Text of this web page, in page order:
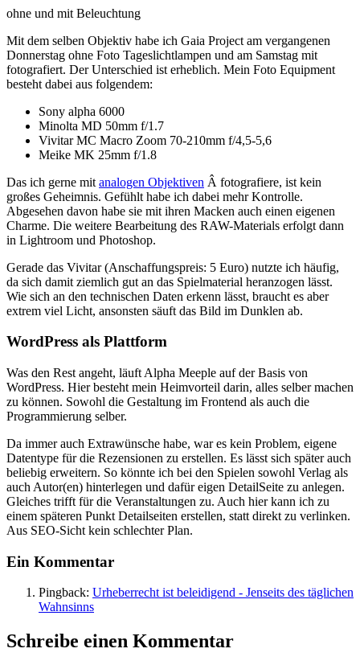
ohne und mit Beleuchtung
Mit dem selben Objektiv habe ich Gaia Project am vergangenen
Donnerstag ohne Foto Tageslichtlampen und am Samstag mit
fotografiert. Der Unterschied ist erheblich. Mein Foto Equipment
besteht dabei aus folgendem:
Sony alpha 6000
Minolta MD 50mm f/1.7
Vivitar MC Macro Zoom 70-210mm f/4,5-5,6
Meike MK 25mm f/1.8
Das ich gerne mit analogen Objektiven Â fotografiere, ist kein
großes Geheimnis. Gefühlt habe ich dabei mehr Kontrolle.
Abgesehen davon habe sie mit ihren Macken auch einen eigenen
Charme. Die weitere Bearbeitung des RAW-Materials erfolgt dann
in Lightroom und Photoshop.
Gerade das Vivitar (Anschaffungspreis: 5 Euro) nutzte ich häufig,
da sich damit ziemlich gut an das Spielmaterial heranzogen lässt.
Wie sich an den technischen Daten erkenn lässt, braucht es aber
extrem viel Licht, ansonsten säuft das Bild im Dunklen ab.
WordPress als Plattform
Was den Rest angeht, läuft Alpha Meeple auf der Basis von
WordPress. Hier besteht mein Heimvorteil darin, alles selber machen
zu können. Sowohl die Gestaltung im Frontend als auch die
Programmierung selber.
Da immer auch Extrawünsche habe, war es kein Problem, eigene
Datentype für die Rezensionen zu erstellen. Es lässt sich später auch
beliebig erweitern. So könnte ich bei den Spielen sowohl Verlag als
auch Autor(en) hinterlegen und dafür eigen DetailSeite zu anlegen.
Gleiches trifft für die Veranstaltungen zu. Auch hier kann ich zu
einem späteren Punkt Detailseiten erstellen, statt direkt zu verlinken.
Aus SEO-Sicht kein schlechter Plan.
Ein Kommentar
Pingback: Urheberrecht ist beleidigend - Jenseits des täglichen
Wahnsinns
Schreibe einen Kommentar